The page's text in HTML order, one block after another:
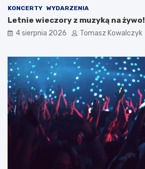
KONCERTY WYDARZENIA
Letnie wieczory z muzyką na żywo!
4 sierpnia 2026 Tomasz Kowalczyk